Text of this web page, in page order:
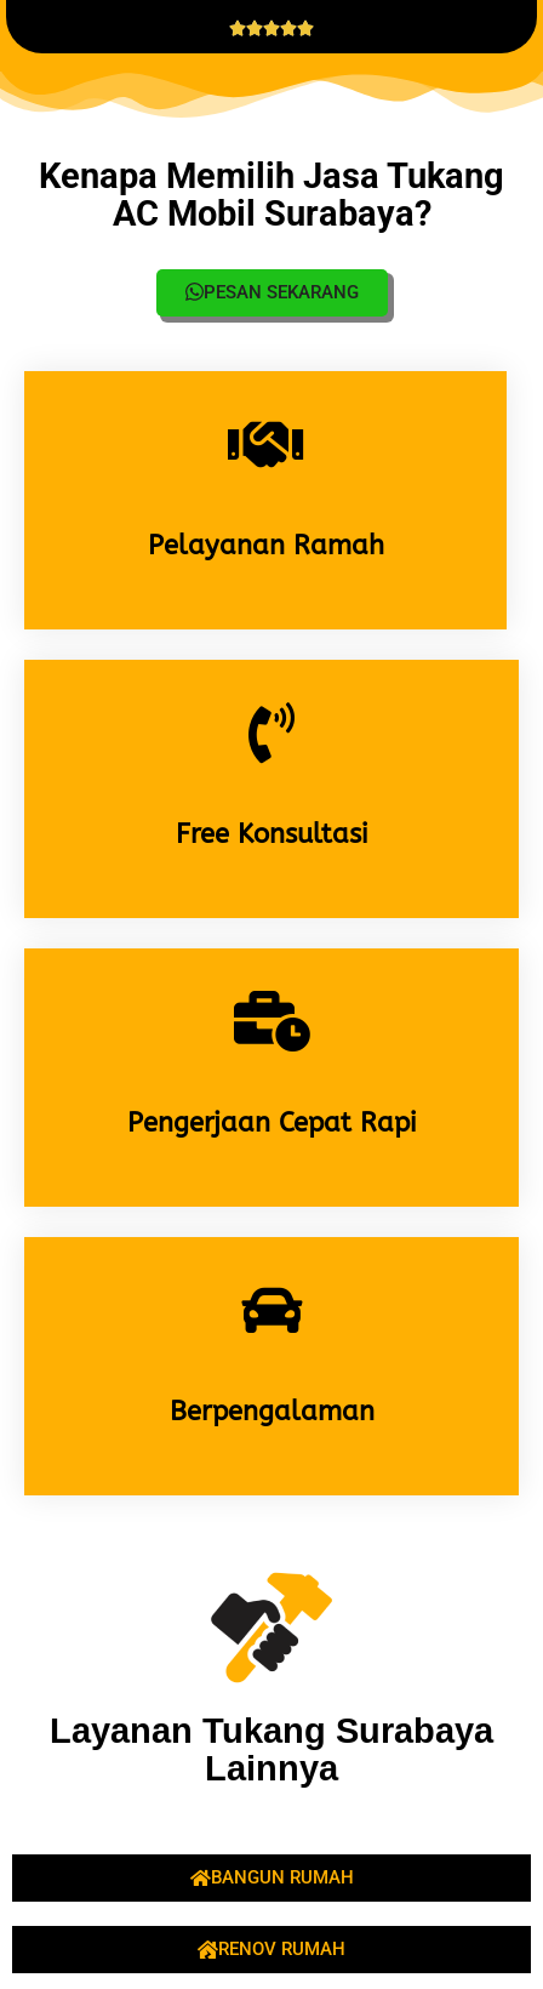

Kenapa Memilih Jasa Tukang
AC Mobil Surabaya?
PESAN SEKARANG
Pelayanan Ramah
Free Konsultasi
Pengerjaan Cepat Rapi
Berpengalaman
Layanan Tukang Surabaya
Lainnya
BANGUN RUMAH
RENOV RUMAH